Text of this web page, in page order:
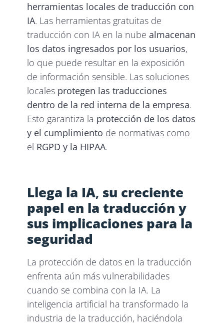
herramientas locales de traducción con
IA. Las herramientas gratuitas de
traducción con IA en la nubealmacenan
los datos ingresados por los usuarios,
lo que puede resultar en la exposición
de información sensible. Las soluciones
locales protegen las traducciones
dentro de la red interna de la empresa.
Esto garantiza la protección de los datos
y el cumplimiento de normativas como
el RGPD y la HIPAA.
Llega la IA, su creciente
papel en la traducción y
sus implicaciones para la
seguridad
La protección de datos en la traducción
enfrenta aún más vulnerabilidades
cuando se combina con la IA. La
inteligencia artificial ha transformado la
industria de la traducción, haciéndola